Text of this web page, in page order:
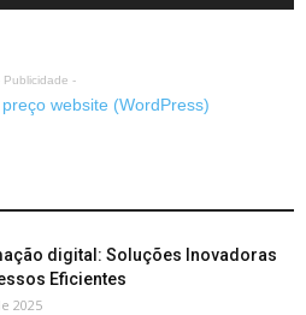
Publicidade -
digital: Soluções Inovadoras
Eficientes
2025